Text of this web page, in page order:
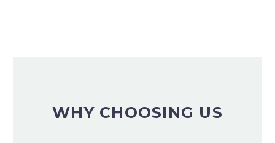
WHY CHOOSING US